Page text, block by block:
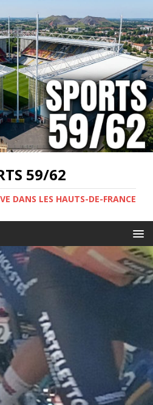
59/62
DANS LES HAUTS-DE-FRANCE